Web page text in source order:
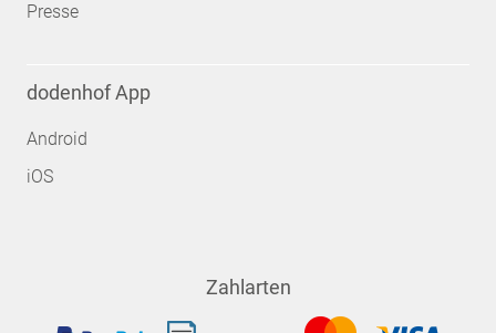
Presse
dodenhof App
Android
iOS
Zahlarten